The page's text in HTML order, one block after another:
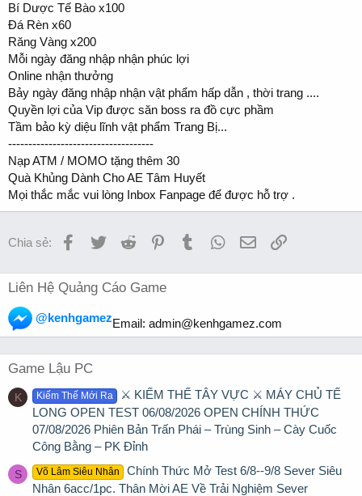
Bí Dược Tế Bào x100
Đá Rèn x60
Răng Vàng x200
Mỗi ngày đăng nhập nhận phúc lợi
Online nhận thưởng
Bảy ngày đăng nhập nhận vật phẩm hấp dẫn , thời trang ....
Quyền lợi của Vip được săn boss ra đồ cực phầm
Tầm bảo kỳ diệu lĩnh vật phẩm Trang Bị...
------------------------------------
Nạp ATM / MOMO tặng thêm 30
Quà Khủng Dành Cho AE Tâm Huyết
Mọi thắc mắc vui lòng Inbox Fanpage để được hỗ trợ .
Chia sẻ: Facebook
TwitterReddit PinterestTumblrWhatsApp
EmailLink
Liên Hệ Quảng Cáo Game
@kenhgamezEmail: admin@kenhgamez.com
Game Lậu PC
K Kiếm Thế Mới Ra
⚔️ KIẾM THẾ TÂY VỰC ⚔️ MÁY CHỦ TẾ
LONG OPEN TEST 06/08/2026 OPEN CHÍNH THỨC
07/08/2026 Phiên Bản Trấn Phái – Trùng Sinh – Cày Cuốc
Công Bằng – PK Đỉnh
S Võ Lâm Siêu Nhân
Chính Thức Mở Test 6/8--9/8 Sever Siêu
Nhân 6acc/1pc. Thân Mời AE Về Trải Nghiệm Sever